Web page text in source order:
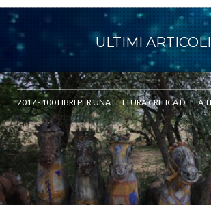
ULTIMI ARTICOLI
2017 - 100 LIBRI PER UNA LETTURA CRITICA DELLA